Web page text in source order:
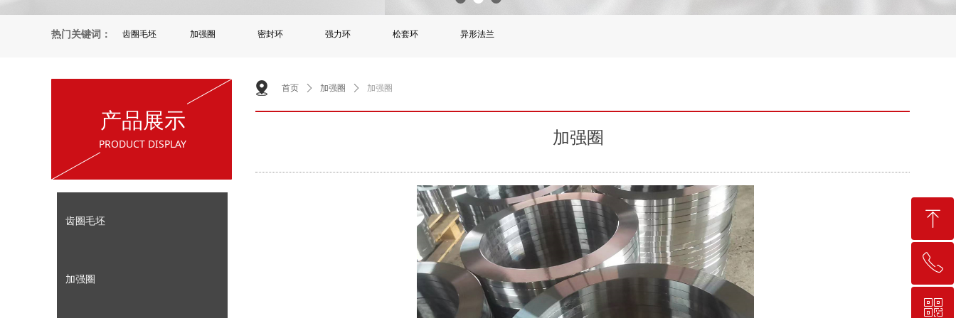
热门关键词： 齿圈毛坯 加强圈 密封环 强力环 松套环 异形法兰
产品展示
PRODUCT DISPLAY
齿圈毛坯
加强圈
首页 ꄲ 加强圈 ꄲ 加强圈
加强圈
ꁸ
回到顶部
ꂅ
18678895978
ꀥ